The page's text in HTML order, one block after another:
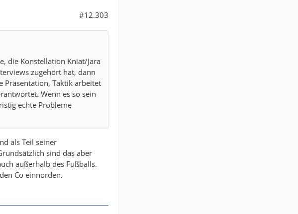
mit der Aufstellung.
von Jara sofort rasiert
in der Hose????
Co-Trainer zur Seite
er, da es kein einfacher
Saison zu spielen.
#12.303
die Konstellation Kniat/Jara
zugehört hat, dann
Präsentation, Taktik arbeitet
Wenn es so sein
echte Probleme
als Teil seiner
sind das aber
außerhalb des Fußballs.
Co einnorden.